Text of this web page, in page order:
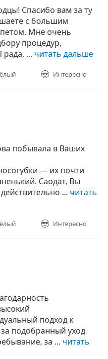
Спасибо вам за ту
с большим
Мне очень
процедур,
... читать дальше
Интересно
побывала в Ваших
— их почти
Саодат, Вы
... читать
Интересно
подход к
подобранный уход
за ... читать